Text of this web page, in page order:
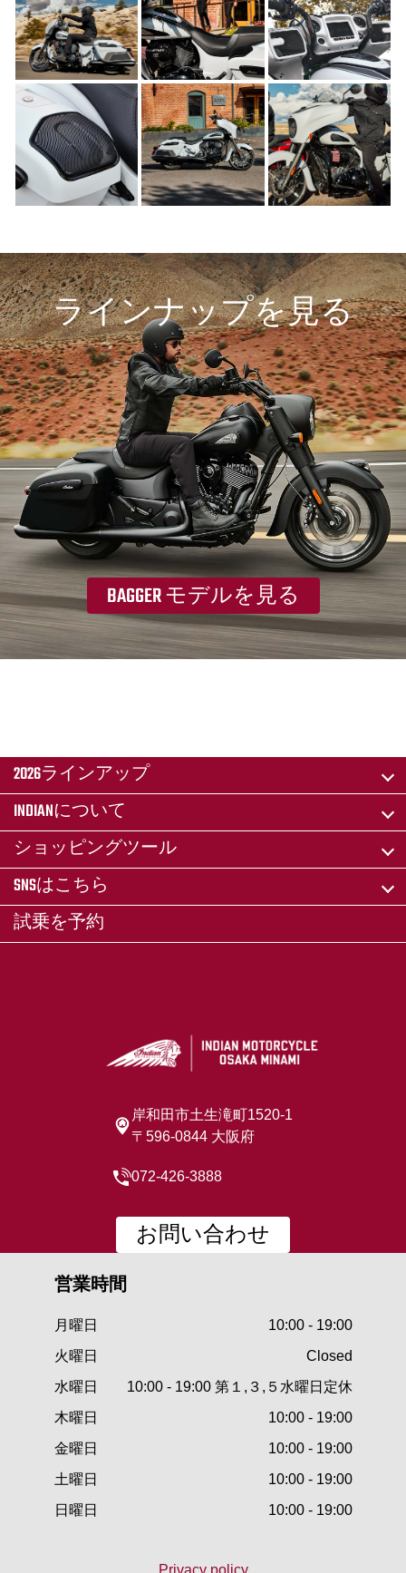
ラインナップを見る
BAGGER モデルを見る
2026ラインアップ
INDIANについて
ショッピングツール
SNSはこちら
試乗を予約
岸和田市土生滝町1520-1
〒596-0844 大阪府
072-426-3888
お問い合わせ
営業時間
月曜日
10:00 - 19:00
火曜日
Closed
水曜日
10:00 - 19:00 第１,３,５水曜日定休
木曜日
10:00 - 19:00
金曜日
10:00 - 19:00
土曜日
10:00 - 19:00
日曜日
10:00 - 19:00